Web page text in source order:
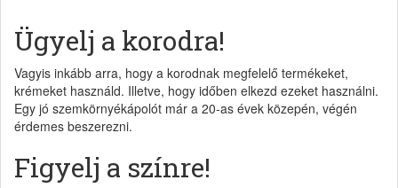
Ügyelj a korodra!
Vagyis inkább arra, hogy a korodnak megfelelő termékeket,
krémeket használd. Illetve, hogy időben elkezd ezeket használni.
Egy jó szemkörnyékápolót már a 20-as évek közepén, végén
érdemes beszerezni.
Figyelj a színre!